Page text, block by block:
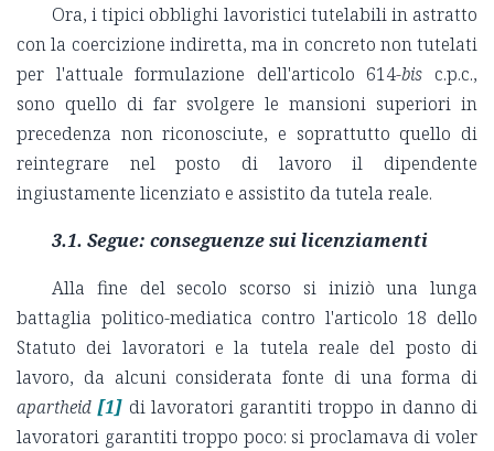
Ora, i tipici obblighi lavoristici tutelabili in astratto
con la coercizione indiretta, ma in concreto non tutelati
per l'attuale formulazione dell'articolo 614-bis c.p.c.,
sono quello di far svolgere le mansioni superiori in
precedenza non riconosciute, e soprattutto quello di
reintegrare nel posto di lavoro il dipendente
ingiustamente licenziato e assistito da tutela reale.
3.1. Segue: conseguenze sui licenziamenti
Alla fine del secolo scorso si iniziò una lunga
battaglia politico-mediatica contro l'articolo 18 dello
Statuto dei lavoratori e la tutela reale del posto di
lavoro, da alcuni considerata fonte di una forma di
apartheid [1] di lavoratori garantiti troppo in danno di
lavoratori garantiti troppo poco: si proclamava di voler